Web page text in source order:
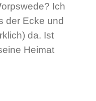
Ich
der Ecke und
da. Ist
Heimat